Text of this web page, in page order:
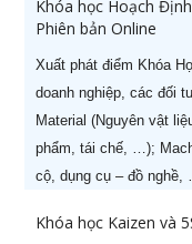
Khóa học Hoạch
Phiên bản Online
Xuất phát điểm Khóa
doanh nghiệp, các đối
Material (Nguyên vật
phẩm, tái chế, …);
cộ, dụng cụ – đồ
Khóa học Kaizen và
STT Tên khóa